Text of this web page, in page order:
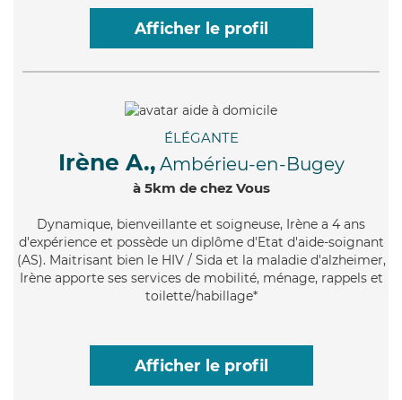
Afficher le profil
ÉLÉGANTE
Irène A., Ambérieu-en-Bugey
à 5km de chez Vous
Dynamique, bienveillante et soigneuse, Irène a 4 ans
d'expérience et possède un diplôme d'Etat d'aide-soignant
(AS). Maitrisant bien le HIV / Sida et la maladie d'alzheimer,
Irène apporte ses services de mobilité, ménage, rappels et
toilette/habillage*
Afficher le profil